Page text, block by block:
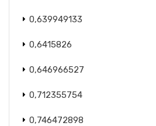
0,639949133
0,6415826
0,646966527
0,712355754
0,746472898